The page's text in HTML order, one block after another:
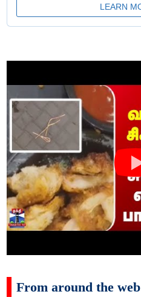
From around the web